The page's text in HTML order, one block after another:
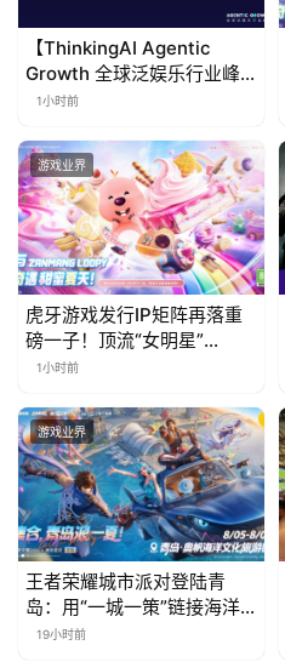
【ThinkingAI Agentic
Growth 全球泛娱乐行业峰
会】Agent 时代，人到底负
1小时前
游戏业界
虎牙游戏发行IP矩阵再落重
磅一子！顶流“女明星”
ZANMANG LOOPY 正版3D
曝光
1小时前
游戏业界
王者荣耀城市派对登陆青
岛：用“一城一策”链接海洋
场景，以双向奔赴带动夏日
19小时前